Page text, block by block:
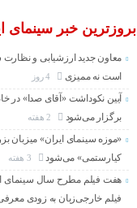
بروزترین خبر سینمای
معاون جدید ارزشیابی و نظارت
است نه ممیزی
آیین نکوداشت «آقای صدا» در
برگزار می‌شود
«موزه سینمای ایران» میزبان
کیارستمی» می‌شود
هفت فیلم مطرح سال سینمای
فیلم خارجی‌زبان به زودی